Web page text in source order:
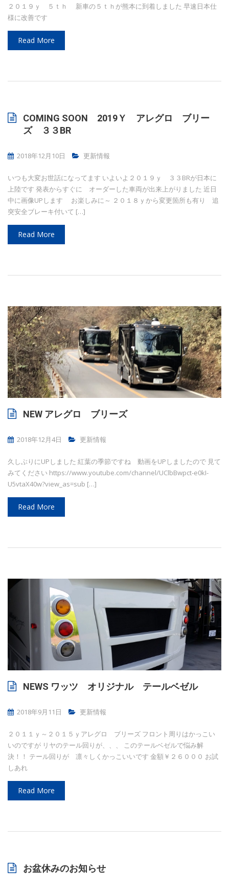
２０１９ｙ ５ｔｈ 新車の５ｔｈが熊本に到着しました 早速日本仕
様に改善です
Read More
COMING SOON 2019Ｙ アレグロ ブリー
ズ ３３BR
2018年12月10日 更新情報
いつも大変お世話になってます いよいよ２０１９ｙ ３３BRが日本に
上陸です 発表からすぐに オーダーした車両が出来上がりました 近日
中に画像UPします お楽しみに～ ２０１８ｙから変更箇所も有り 追
突安全ブレーキ付いて […]
Read More
NEW アレグロ ブリーズ
2018年12月4日 更新情報
久しぶりにUPしました 紅葉の季節ですね 動画をUPしましたので 見て
みてください https://www.youtube.com/channel/UClbBwpct-e0kI-
U5vtaX40w?view_as=sub […]
Read More
NEWS ワッツ オリジナル テールベゼル
2018年9月11日 更新情報
２０１１ｙ～２０１５ｙアレグロ ブリーズ フロント周りはかっこい
いのですが リヤのテール回りが、、、 このテールベゼルで悩み解
決！！ テール回りが 凛々しくかっこいいです 金額￥２６０００ お試
しあれ
Read More
お盆休みのお知らせ